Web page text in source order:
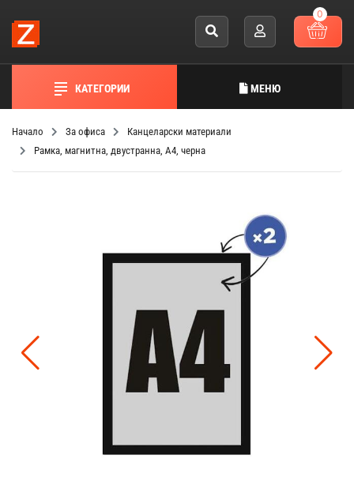
0
КАТЕГОРИИ МЕНЮ
Начало За офиса
Канцеларски материали
Рамка, магнитна, двустранна, A4, черна